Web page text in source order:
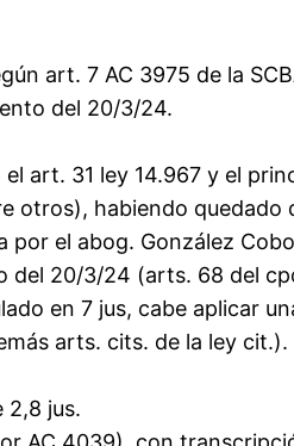
art. 7 AC 3975 de la
del 20/3/24.
art. 31 ley 14.967 y el
otros), habiendo
el abog. González
20/3/24 (arts. 68 del
en 7 jus, cabe aplicar
arts. cits. de la ley cit.).
2,8 jus.